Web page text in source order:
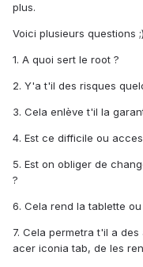
plus.
Voici plusieurs questions
1. A quoi sert le root ?
2. Y'a t'il des risques
3. Cela enlève t'il la
4. Est ce difficile ou
5. Est on obliger de
?
6. Cela rend la tablette
7. Cela permetra t'il a
acer iconia tab, de les